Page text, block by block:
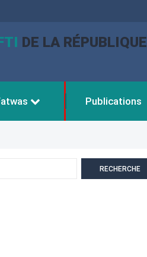
DE LA RÉPUBLIQUE
Publications